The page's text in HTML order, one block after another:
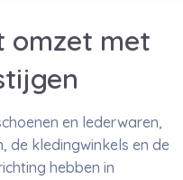
omzet met
en lederwaren,
de kledingwinkels en de
hebben in